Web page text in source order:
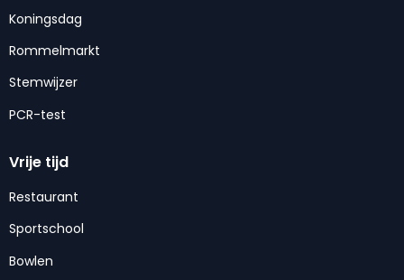
Koningsdag
Rommelmarkt
Stemwijzer
PCR-test
Vrije tijd
Restaurant
Sportschool
Bowlen